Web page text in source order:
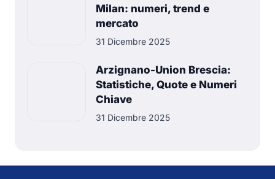
Milan: numeri, trend e
mercato
31 Dicembre 2025
Arzignano-Union Brescia:
Statistiche, Quote e Numeri
Chiave
31 Dicembre 2025